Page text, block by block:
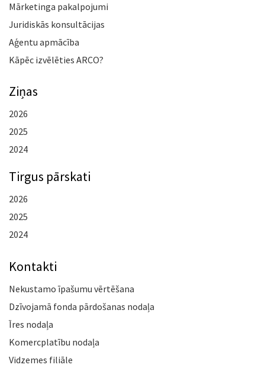
Mārketinga pakalpojumi
Juridiskās konsultācijas
Aģentu apmācība
Kāpēc izvēlēties ARCO?
Ziņas
2026
2025
2024
Tirgus pārskati
2026
2025
2024
Kontakti
Nekustamo īpašumu vērtēšana
Dzīvojamā fonda pārdošanas nodaļa
Īres nodaļa
Komercplatību nodaļa
Vidzemes filiāle